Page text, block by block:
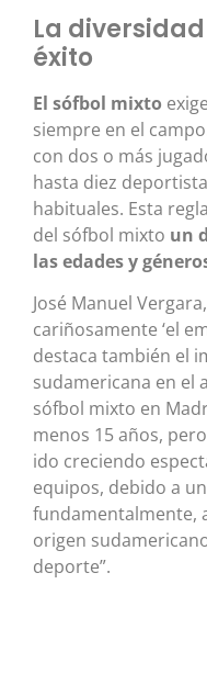
La
éxito
El sófbol mixto
siempre en el
con dos o más
hasta diez
habituales. Esta
del sófbol mixto un
las edades y
José Manuel
cariñosamente ‘el
destaca también el
sudamericana en el
sófbol mixto en
menos 15 años,
ido creciendo
equipos, debido a
fundamentalmente,
origen
deporte”.